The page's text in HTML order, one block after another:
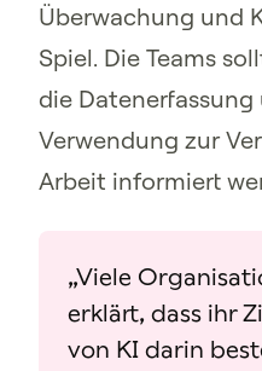
Überwachung und
Spiel. Die Teams
die Datenerfassung
Verwendung zur
Arbeit informiert
„Viele
erklärt, dass ihr
von KI darin